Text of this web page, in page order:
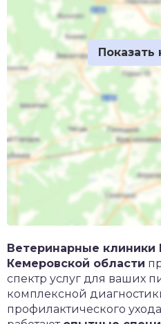
Ветеринарные клиники
Кемеровской области
спектр услуг для ваших
комплексной
профилактического